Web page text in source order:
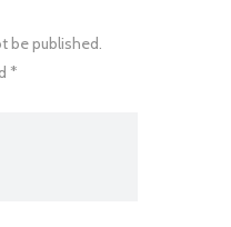
be published.
*